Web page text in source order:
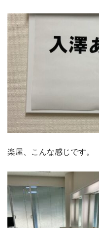
楽屋、こんな感じです。